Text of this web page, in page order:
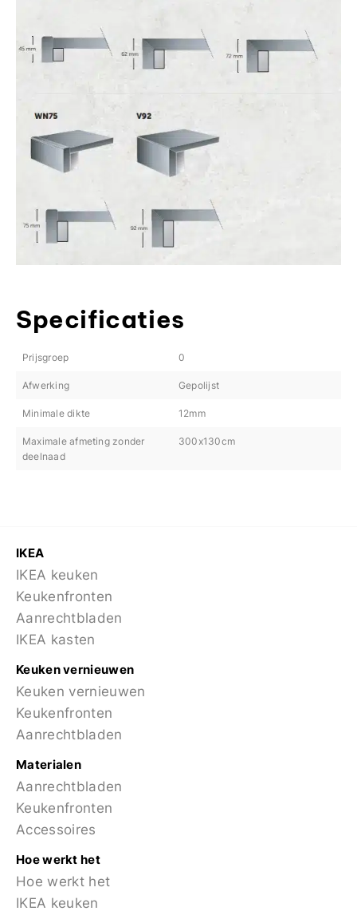
Specificaties
Prijsgroep 0
Afwerking Gepolijst
Minimale dikte 12mm
Maximale afmeting zonder
deelnaad
300x130cm
IKEA
IKEA keuken
Keukenfronten
Aanrechtbladen
IKEA kasten
Keuken vernieuwen
Keuken vernieuwen
Keukenfronten
Aanrechtbladen
Materialen
Aanrechtbladen
Keukenfronten
Accessoires
Hoe werkt het
Hoe werkt het
IKEA keuken